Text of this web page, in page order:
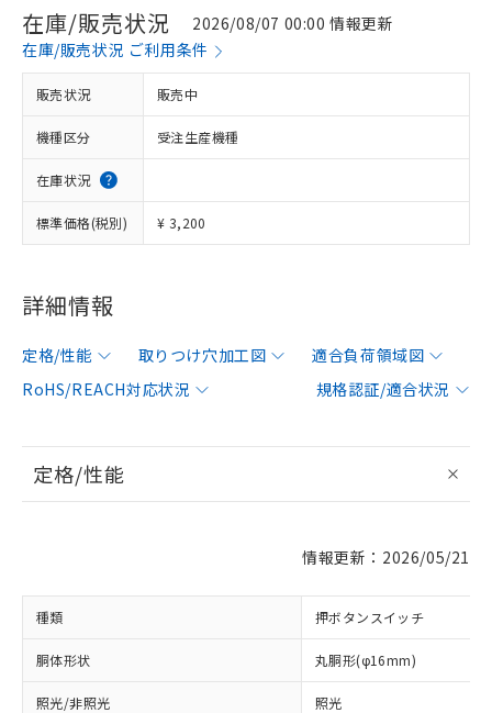
在庫/販売状況
2026/08/07 00:00 情報更新
在庫/販売状況 ご利用条件
販売状況 販売中
機種区分 受注生産機種
在庫状況
標準価格(税別) ¥ 3,200
詳細情報
定格/性能 取りつけ穴加工図
適合負荷領域図
RoHS/REACH対応状況
規格認証/適合状況
定格/性能
情報更新：2026/05/21
種類 押ボタンスイッチ
胴体形状 丸胴形(φ16mm)
照光/非照光 照光